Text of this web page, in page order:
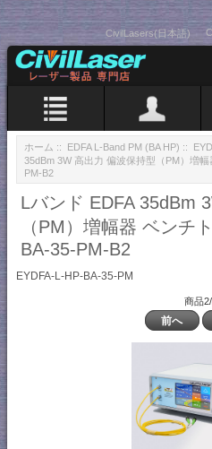
CivilLasers(日本語)
ホーム :: EDFA L-Band PM (BA HP) ::
35dBm 3W 高出力 偏波保持型（PM）増
PM-B2
Lバンド EDFA 35dBm
（PM）増幅器 ベンチ
BA-35-PM-B2
EYDFA-L-HP-BA-35-PM
商品
前へ